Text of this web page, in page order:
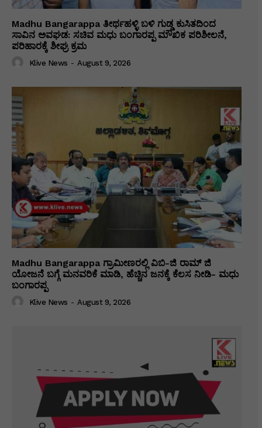
Madhu Bangarappa ತೀರ್ಥಹಳ್ಳಿ ಬಳಿ ಗುಡ್ಡ ಕುಸಿತದಿಂದ
ಸಾವಿನ ಅವಘಡ: ಸಚಿವ ಮಧು ಬಂಗಾರಪ್ಪ ಮೌಖಿಕ ಪರಿಶೀಲನೆ,
ಪರಿಹಾರಕ್ಕೆ ಶೀಘ್ರ ಕ್ರಮ
Klive News - August 9, 2026
Madhu Bangarappa ಗ್ರಾಮೀಣರಲ್ಲಿ ವಿಬಿ-ಜಿ ರಾಮ್ ಜಿ
ಯೋಜನೆ ಬಗ್ಗೆ ಮನವರಿಕೆ ಮಾಡಿ, ಹೆಚ್ಚಿನ ಜನಕ್ಕೆ ಕೆಲಸ ನೀಡಿ- ಮಧು
ಬಂಗಾರಪ್ಪ
Klive News - August 9, 2026